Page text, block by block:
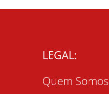
LEGAL:
Quem Somos